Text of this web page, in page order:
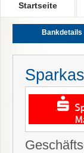
Startseite
Bankdetails